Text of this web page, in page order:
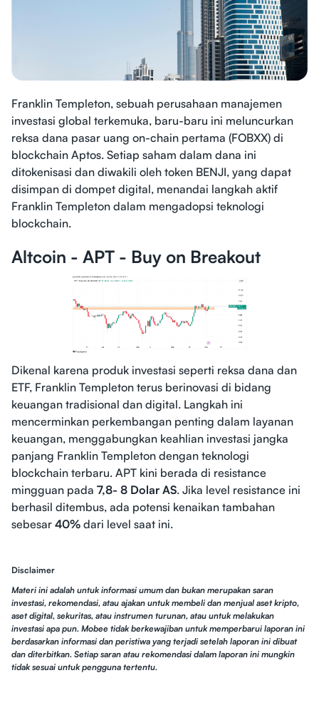
Franklin Templeton, sebuah perusahaan manajemen
investasi global terkemuka, baru-baru ini meluncurkan
reksa dana pasar uang on-chain pertama (FOBXX) di
blockchain Aptos. Setiap saham dalam dana ini
ditokenisasi dan diwakili oleh token BENJI, yang dapat
disimpan di dompet digital, menandai langkah aktif
Franklin Templeton dalam mengadopsi teknologi
blockchain.
Altcoin - APT - Buy on Breakout
Dikenal karena produk investasi seperti reksa dana dan
ETF, Franklin Templeton terus berinovasi di bidang
keuangan tradisional dan digital. Langkah ini
mencerminkan perkembangan penting dalam layanan
keuangan, menggabungkan keahlian investasi jangka
panjang Franklin Templeton dengan teknologi
blockchain terbaru. APT kini berada di resistance
mingguan pada 7,8- 8 Dolar AS. Jika level resistance ini
berhasil ditembus, ada potensi kenaikan tambahan
sebesar 40% dari level saat ini.
Disclaimer
Materi ini adalah untuk informasi umum dan bukan merupakan saran
investasi, rekomendasi, atau ajakan untuk membeli dan menjual aset kripto,
aset digital, sekuritas, atau instrumen turunan, atau untuk melakukan
investasi apa pun. Mobee tidak berkewajiban untuk memperbarui laporan ini
berdasarkan informasi dan peristiwa yang terjadi setelah laporan ini dibuat
dan diterbitkan. Setiap saran atau rekomendasi dalam laporan ini mungkin
tidak sesuai untuk pengguna tertentu.